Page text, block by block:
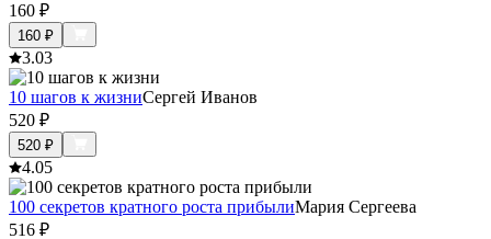
160 ₽
160 ₽
3.03
10 шагов к жизниСергей Иванов
520 ₽
520 ₽
4.05
100 секретов кратного роста прибылиМария Сергеева
516 ₽